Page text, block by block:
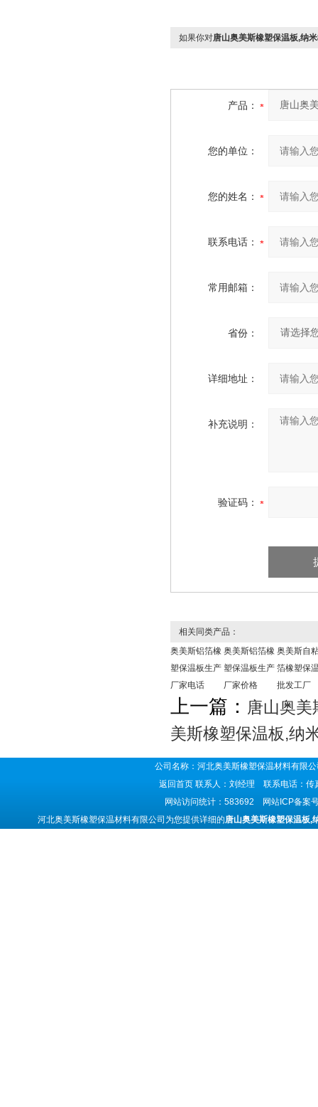
如果你对唐山奥美斯橡塑保温板,纳
产品：
您的单位：
您的姓名：
联系电话：
常用邮箱：
省份：
详细地址：
补充说明：
验证码：
相关同类产品：
奥美斯铝箔橡
塑保温板生产
厂家电话
奥美斯铝箔橡
塑保温板生产
厂家价格
奥美斯自
箔橡塑保
批发工厂
上一篇： 唐山奥
美斯橡塑保温板,纳
公司名称：河北奥美斯橡塑保温材料有
返回首页 联系人：刘经理 联系电话：
网站访问统计：583692 网站ICP备案
河北奥美斯橡塑保温材料有限公司为您提供详细的唐山奥美斯橡塑保温板,